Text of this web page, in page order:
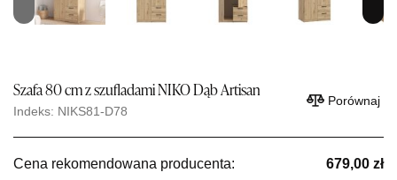
Szafa 80 cm z szufladami NIKO Dąb Artisan
Indeks: NIKS81-D78
Porównaj
Cena rekomendowana producenta: 679,00 zł